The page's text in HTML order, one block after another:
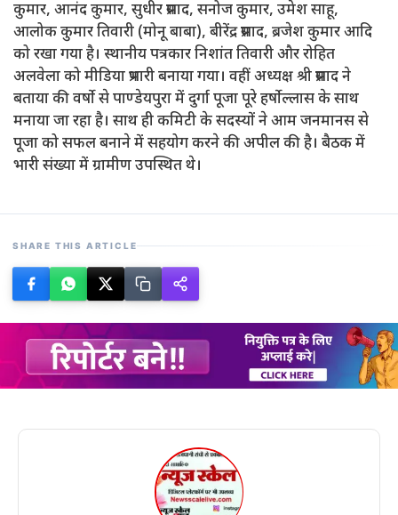
कुमार, आनंद कुमार, सुधीर प्रसाद, सनोज कुमार, उमेश साहू,
आलोक कुमार तिवारी (मोनू बाबा), बीरेंद्र प्रसाद, ब्रजेश कुमार आदि
को रखा गया है। स्थानीय पत्रकार निशांत तिवारी और रोहित
अलवेला को मीडिया प्रभारी बनाया गया। वहीं अध्यक्ष श्री प्रसाद ने
बताया की वर्षाे से पाण्डेयपुरा में दुर्गा पूजा पूरे हर्षाेल्लास के साथ
मनाया जा रहा है। साथ ही कमिटी के सदस्यों ने आम जनमानस से
पूजा को सफल बनाने में सहयोग करने की अपील की है। बैठक में
भारी संख्या में ग्रामीण उपस्थित थे।
SHARE THIS ARTICLE